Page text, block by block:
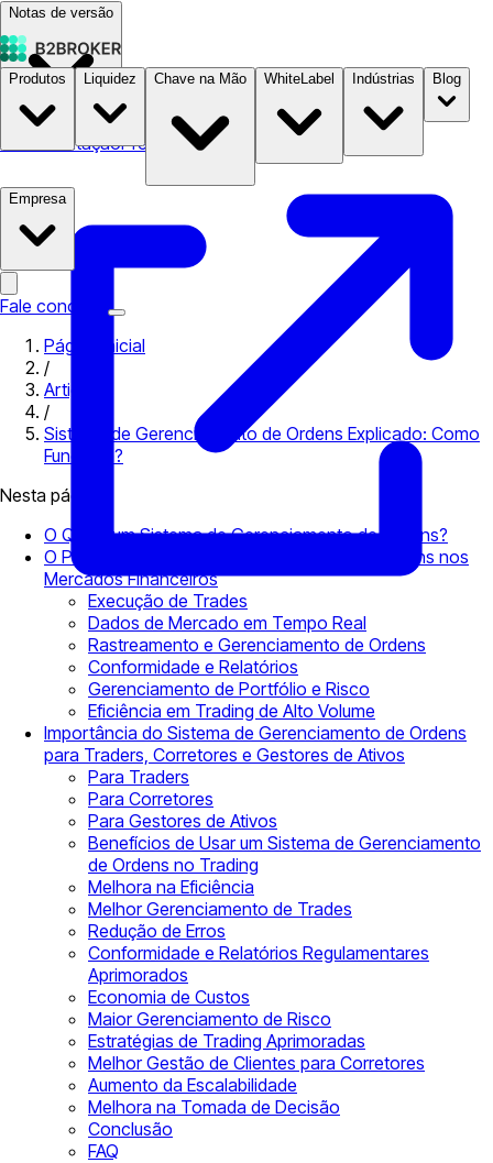
Notas de versão
DocumentaçãoPreços B2STORE
Produtos Liquidez Chave na Mão WhiteLabel Indústrias Blog
Empresa
Fale conosco
Página inicial
/
Artigos
/
Sistema de Gerenciamento de Ordens Explicado: Como
Funciona?
Nesta página
O Que é um Sistema de Gerenciamento de Ordens?
O Papel do Sistema de Gerenciamento de Ordens nos
Mercados Financeiros
Execução de Trades
Dados de Mercado em Tempo Real
Rastreamento e Gerenciamento de Ordens
Conformidade e Relatórios
Gerenciamento de Portfólio e Risco
Eficiência em Trading de Alto Volume
Importância do Sistema de Gerenciamento de Ordens
para Traders, Corretores e Gestores de Ativos
Para Traders
Para Corretores
Para Gestores de Ativos
Benefícios de Usar um Sistema de Gerenciamento
de Ordens no Trading
Melhora na Eficiência
Melhor Gerenciamento de Trades
Redução de Erros
Conformidade e Relatórios Regulamentares
Aprimorados
Economia de Custos
Maior Gerenciamento de Risco
Estratégias de Trading Aprimoradas
Melhor Gestão de Clientes para Corretores
Aumento da Escalabilidade
Melhora na Tomada de Decisão
Conclusão
FAQ